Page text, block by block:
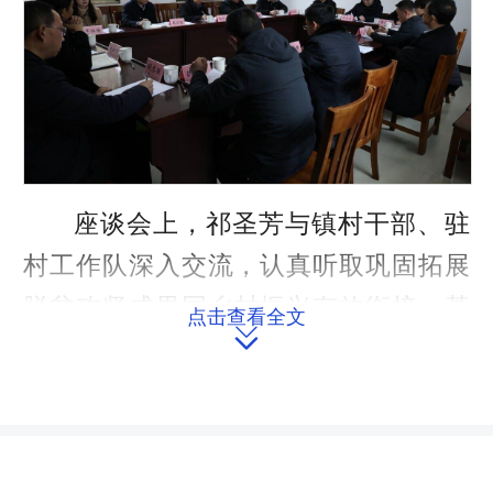
座谈会上，祁圣芳与镇村干部、驻
村工作队深入交流，认真听取巩固拓展
脱贫攻坚成果同乡村振兴有效衔接、基
层社会治理、民生保障等工作情况汇
点击查看全文
